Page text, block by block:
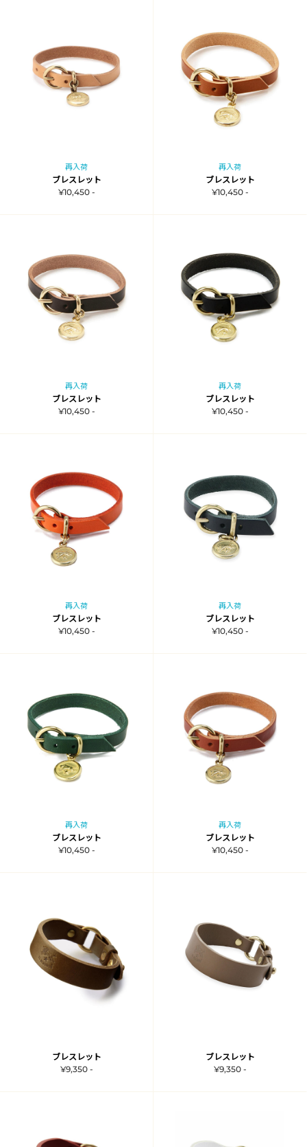
再入荷
ブレスレット
¥10,450 -
再入荷
ブレスレット
¥10,450 -
再入荷
ブレスレット
¥10,450 -
再入荷
ブレスレット
¥10,450 -
再入荷
ブレスレット
¥10,450 -
再入荷
ブレスレット
¥10,450 -
再入荷
ブレスレット
¥10,450 -
再入荷
ブレスレット
¥10,450 -
ブレスレット
¥9,350 -
ブレスレット
¥9,350 -